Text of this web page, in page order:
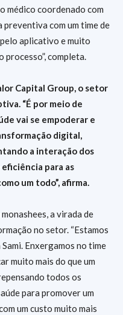
médico coordenado com
com um time de
aplicativo e muito
completa.
Capital Group, o setor
“É por meio de
vai se empoderar e
digital,
a interação dos
eficiência para as
um todo”, afirma.
a virada de
no setor. “Estamos
Enxergamos no time
muito mais do que um
todos os
para promover um
um custo muito mais